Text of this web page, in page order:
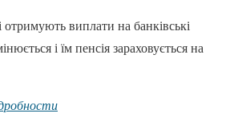
отримують виплати на банківські
і їм пенсія зараховується на